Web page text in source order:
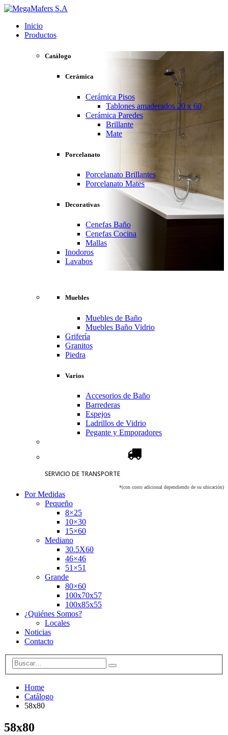
Inicio
Productos
Catálogo
Cerámica
Cerámica Pisos
Tablones amaderados 20 x 60
Cerámica Paredes
Brillante
Mate
Porcelanato
Porcelanato Brillantes
Porcelanato Mates
Decorativas
Cenefas Baño
Cenefas Cocina
Mallas
Inodoros
Lavabos
Muebles
Muebles de Baño
Muebles Baño Vidrio
Grifería
Granitos
Piedra
Varios
Accesorios de Baño
Barrederas
Espejos
Ladrillos de Vidrio
Pegante y Emporadores
SERVICIO DE TRANSPORTE
*(con costo adicional dependiendo de su ubicación)
Por Medidas
Pequeño
8×25
10×30
15×60
Mediano
30.5X60
46×46
51×51
Grande
80×60
100x70x57
100x85x55
¿Quiénes Somos?
Locales
Noticias
Contacto
Home
Catálogo
58x80
58x80